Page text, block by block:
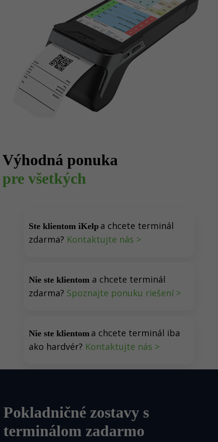
Výhodná ponuka
pre všetkých
Ste klientom iKelp a chcete terminál
zdarma? Kontaktujte nás >
Nie ste klientom a chcete terminál
zdarma? Spoznajte ponuku riešení >
Nie ste klientom a chcete terminál iba
ako hardvér? Kontaktujte nás >
Pokladničné zostavy s
terminálom zadarmo